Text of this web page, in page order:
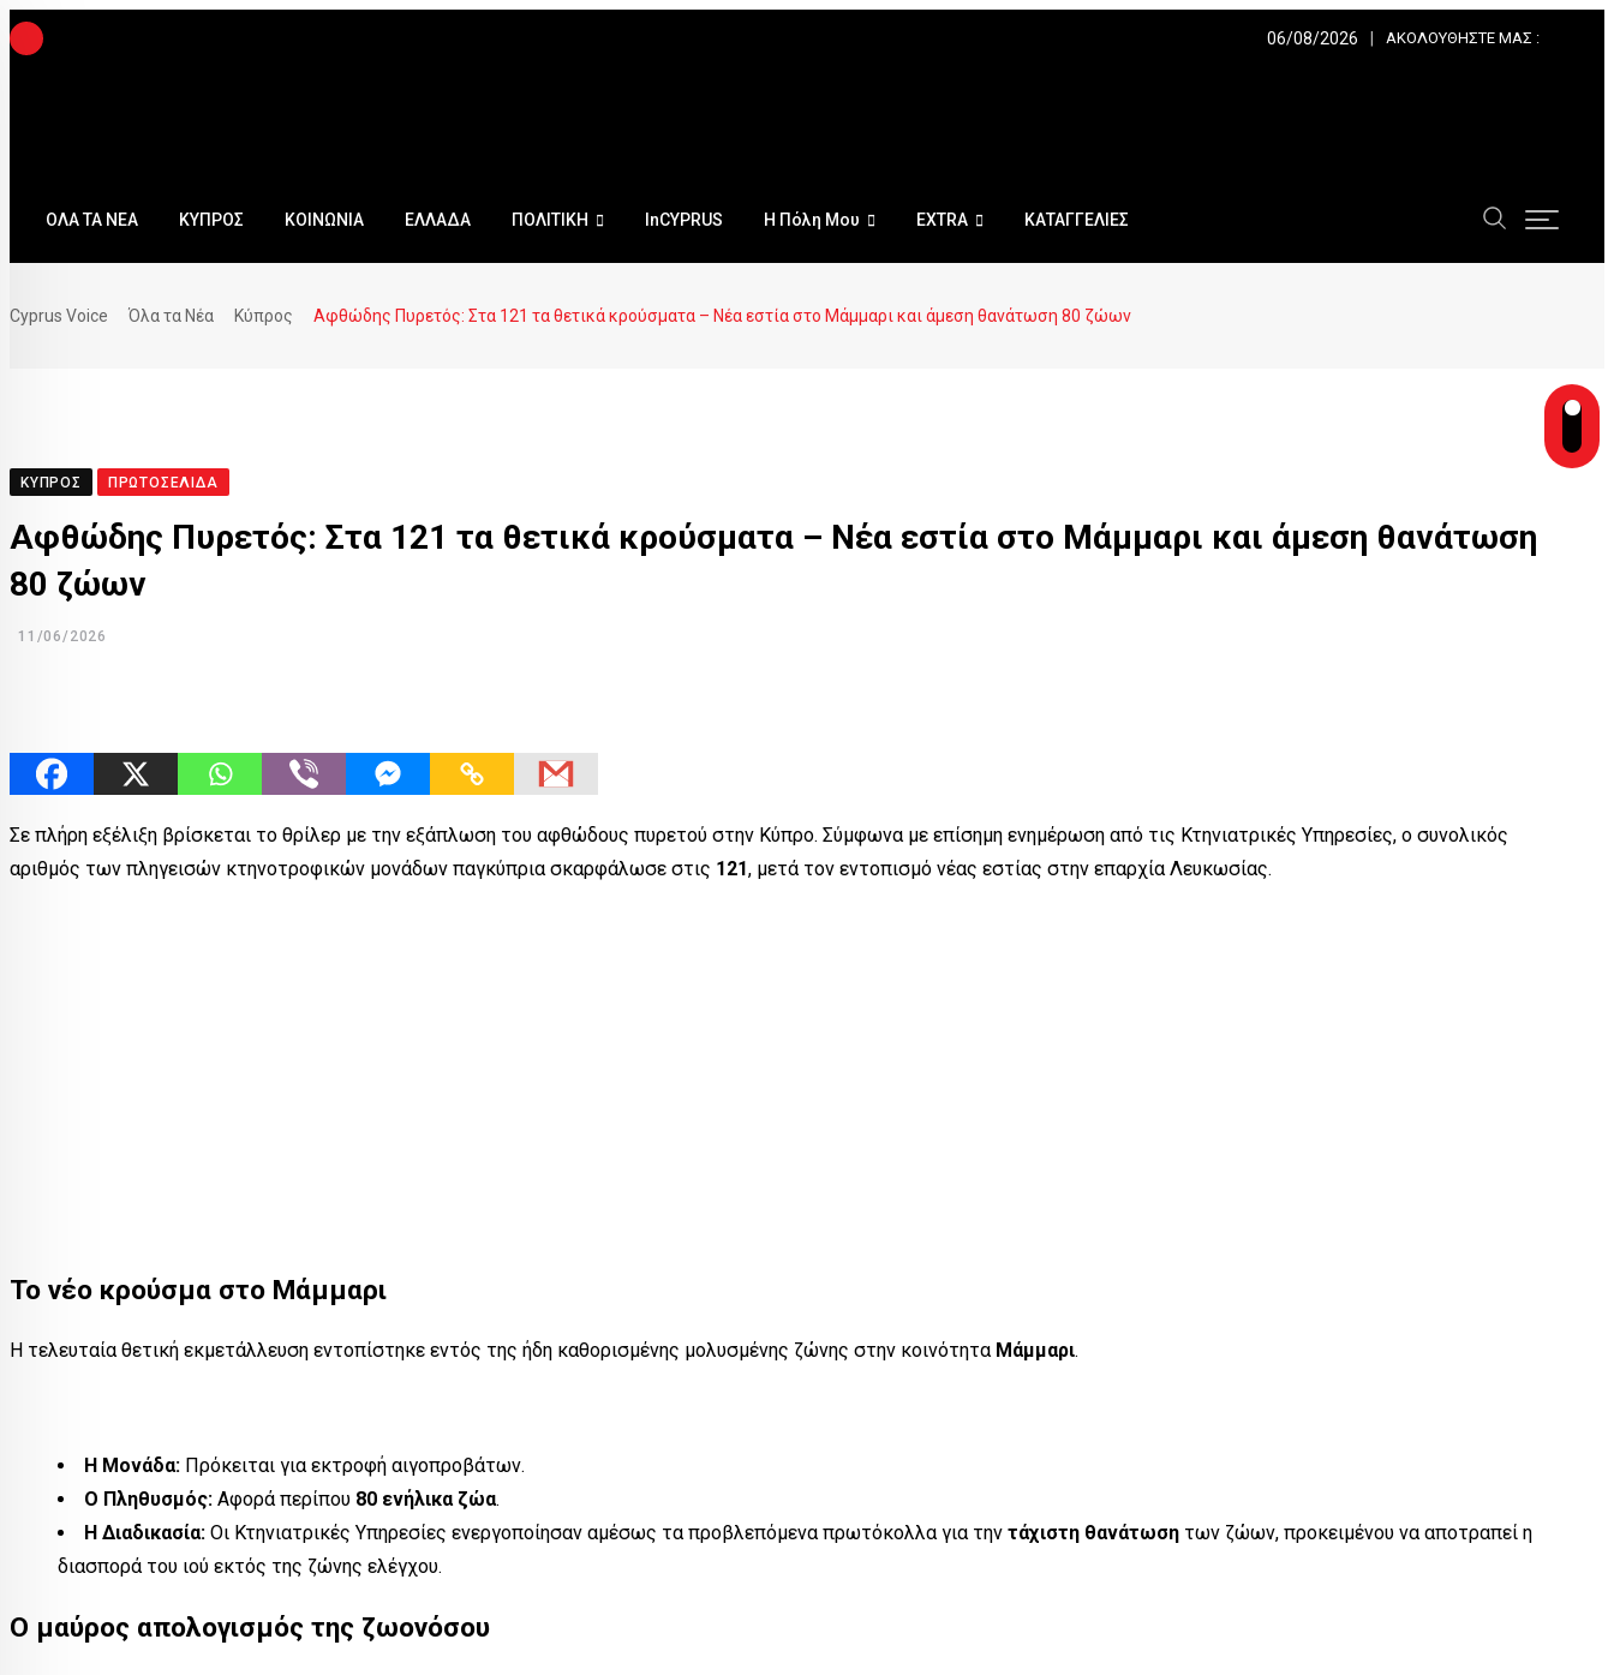
06/08/2026 ΑΚΟΛΟΥΘΉΣΤΕ ΜΑΣ :
ΟΛΑ ΤΑ ΝΕΑ ΚΥΠΡΟΣ ΚΟΙΝΩΝΙΑ ΕΛΛΑΔΑ ΠΟΛΙΤΙΚΗ InCYPRUS Η Πόλη Μου EXTRA ΚΑΤΑΓΓΕΛΙΕΣ
Cyprus Voice Όλα τα Νέα Κύπρος Αφθώδης Πυρετός: Στα 121 τα θετικά κρούσματα – Νέα εστία στο Μάμμαρι και άμεση θανάτωση 80 ζώων
ΚΎΠΡΟΣ ΠΡΩΤΟΣΈΛΙΔΑ
Αφθώδης Πυρετός: Στα 121 τα θετικά κρούσματα – Νέα εστία στο Μάμμαρι και άμεση θανάτωση
80 ζώων
11/06/2026
Σε πλήρη εξέλιξη βρίσκεται το θρίλερ με την εξάπλωση του αφθώδους πυρετού στην Κύπρο. Σύμφωνα με επίσημη ενημέρωση από τις Κτηνιατρικές Υπηρεσίες, ο συνολικός
αριθμός των πληγεισών κτηνοτροφικών μονάδων παγκύπρια σκαρφάλωσε στις 121, μετά τον εντοπισμό νέας εστίας στην επαρχία Λευκωσίας.
Το νέο κρούσμα στο Μάμμαρι
Η τελευταία θετική εκμετάλλευση εντοπίστηκε εντός της ήδη καθορισμένης μολυσμένης ζώνης στην κοινότητα Μάμμαρι.
Η Μονάδα: Πρόκειται για εκτροφή αιγοπροβάτων.
Ο Πληθυσμός: Αφορά περίπου 80 ενήλικα ζώα.
Η Διαδικασία: Οι Κτηνιατρικές Υπηρεσίες ενεργοποίησαν αμέσως τα προβλεπόμενα πρωτόκολλα για την τάχιστη θανάτωση των ζώων, προκειμένου να αποτραπεί η
διασπορά του ιού εκτός της ζώνης ελέγχου.
Ο μαύρος απολογισμός της ζωονόσου